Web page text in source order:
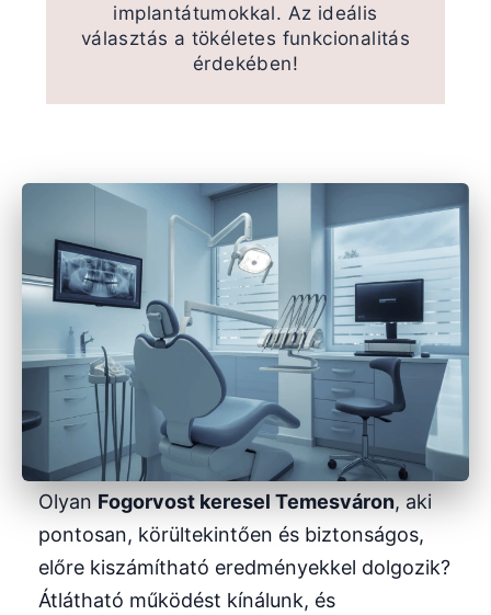
implantátumokkal. Az ideális
választás a tökéletes funkcionalitás
érdekében!
Olyan Fogorvost keresel Temesváron, aki
pontosan, körültekintően és biztonságos,
előre kiszámítható eredményekkel dolgozik?
Átlátható működést kínálunk, és